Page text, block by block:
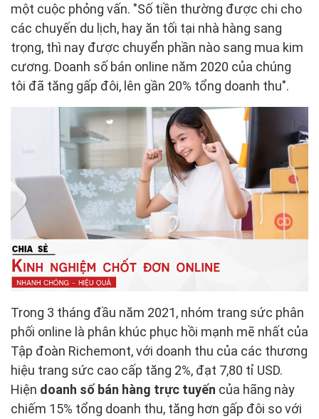
một cuộc phỏng vấn. "Số tiền thường được chi cho
các chuyến du lịch, hay ăn tối tại nhà hàng sang
trọng, thì nay được chuyển phần nào sang mua kim
cương. Doanh số bán online năm 2020 của chúng
tôi đã tăng gấp đôi, lên gần 20% tổng doanh thu".
Trong 3 tháng đầu năm 2021, nhóm trang sức phân
phối online là phân khúc phục hồi mạnh mẽ nhất của
Tập đoàn Richemont, với doanh thu của các thương
hiệu trang sức cao cấp tăng 2%, đạt 7,80 tỉ USD.
Hiện doanh số bán hàng trực tuyến của hãng này
chiếm 15% tổng doanh thu, tăng hơn gấp đôi so với